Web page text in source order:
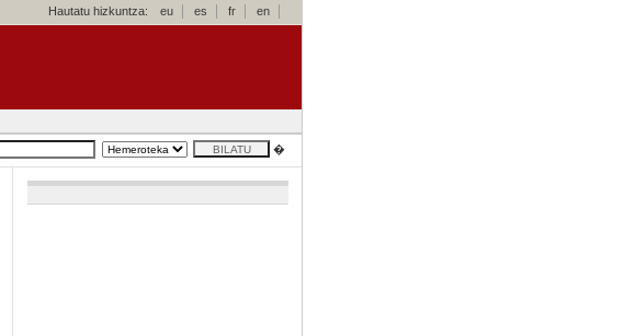
Hautatu hizkuntza: eu es fr en
�